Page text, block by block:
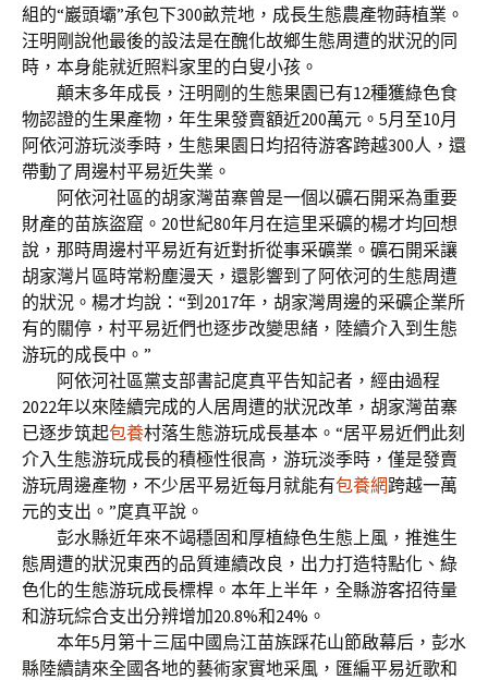
組的“巖頭壩”承包下300畝荒地，成長生態農產物蒔植業。
汪明剛說他最後的設法是在醜化故鄉生態周遭的狀況的同
時，本身能就近照料家里的白叟小孩。
顛末多年成長，汪明剛的生態果園已有12種獲綠色食
物認證的生果產物，年生果發賣額近200萬元。5月至10月
阿依河游玩淡季時，生態果園日均招待游客跨越300人，還
帶動了周邊村平易近失業。
阿依河社區的胡家灣苗寨曾是一個以礦石開采為重要
財產的苗族盜窟。20世紀80年月在這里采礦的楊才均回想
說，那時周邊村平易近有近對折從事采礦業。礦石開采讓
胡家灣片區時常粉塵漫天，還影響到了阿依河的生態周遭
的狀況。楊才均說：“到2017年，胡家灣周邊的采礦企業所
有的關停，村平易近們也逐步改變思緒，陸續介入到生態
游玩的成長中。”
阿依河社區黨支部書記庹真平告知記者，經由過程
2022年以來陸續完成的人居周遭的狀況改革，胡家灣苗寨
已逐步筑起包養村落生態游玩成長基本。“居平易近們此刻
介入生態游玩成長的積極性很高，游玩淡季時，僅是發賣
游玩周邊產物，不少居平易近每月就能有包養網跨越一萬
元的支出。”庹真平說。
彭水縣近年來不竭穩固和厚植綠色生態上風，推進生
態周遭的狀況東西的品質連續改良，出力打造特點化、綠
色化的生態游玩成長標桿。本年上半年，全縣游客招待量
和游玩綜合支出分辨增加20.8%和24%。
本年5月第十三屆中國烏江苗族踩花山節啟幕后，彭水
縣陸續請來全國各地的藝術家實地采風，匯編平易近歌和